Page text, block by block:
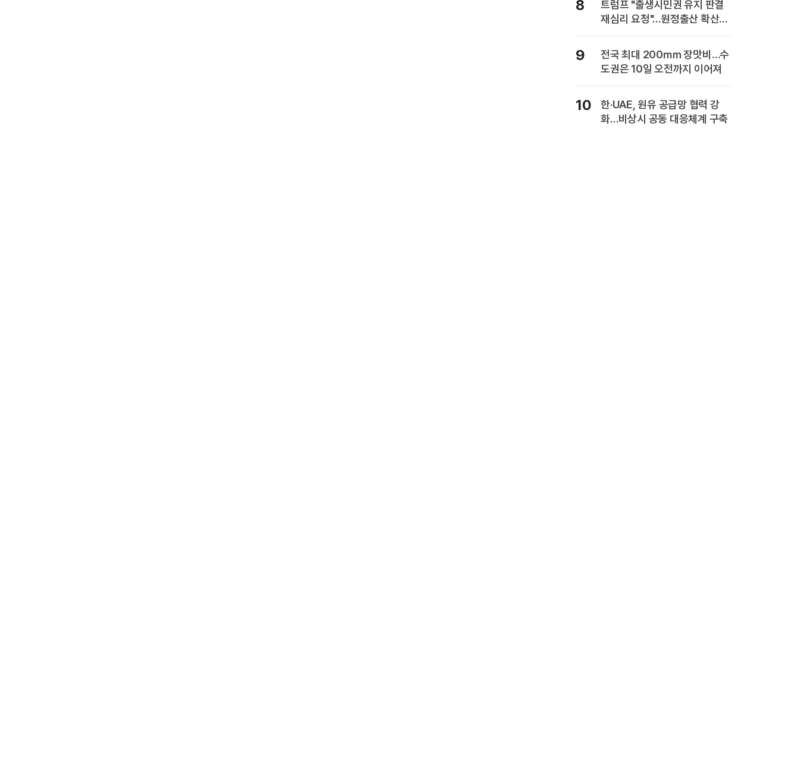
8
트럼프 "출생시민권 유지 판결
재심리 요청"…원정출산 확산
주장
9
전국 최대 200㎜ 장맛비…수
도권은 10일 오전까지 이어져
10
한·UAE, 원유 공급망 협력 강
화…비상시 공동 대응체계 구축